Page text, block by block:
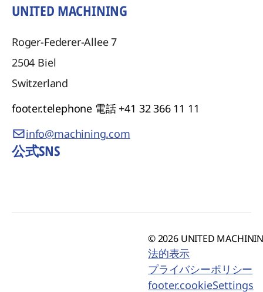
UNITED MACHINING
Roger-Federer-Allee 7
2504 Biel
Switzerland
footer.telephone 電話 +41 32 366 11 11
info@machining.com
公式SNS
© 2026 UNITED
法的表示
プライバシーポリシー
footer.cookieSettings